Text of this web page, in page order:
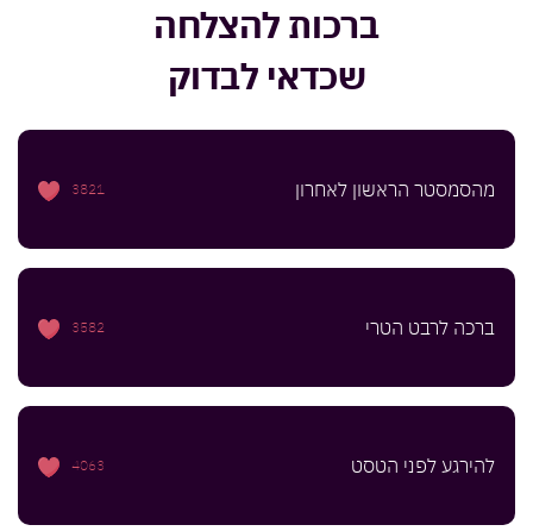
ברכות להצלחה
שכדאי לבדוק
מהסמסטר הראשון לאחרון 3821
ברכה לרבט הטרי 3582
להירגע לפני הטסט 4063